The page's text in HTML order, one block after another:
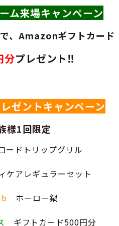
ム来場キャンペーン
、Amazonギフトカード
分プレゼント‼
ゼントキャンペーン
様1回限定
ードトリップグリル
ケアレギュラーセット
ホーロー鍋
ギフトカード500円分